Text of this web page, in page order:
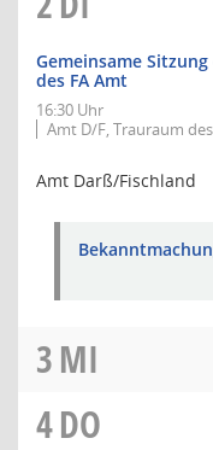
Gemeinsame
des FA Amt
16:30 Uhr
Amt D/F, Trauraum
Amt Darß/Fischland
3MI
4DO